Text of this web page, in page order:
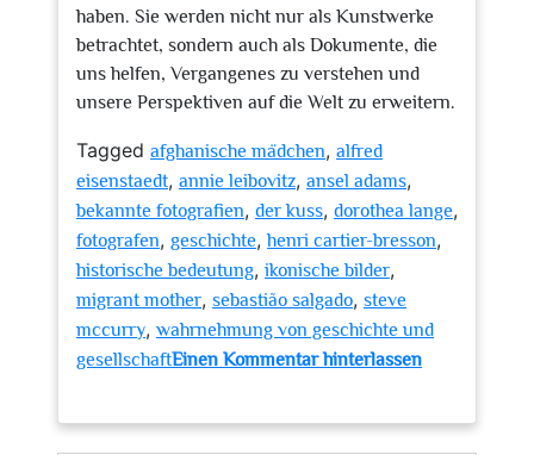
haben. Sie werden nicht nur als Kunstwerke
betrachtet, sondern auch als Dokumente, die
uns helfen, Vergangenes zu verstehen und
unsere Perspektiven auf die Welt zu erweitern.
Tagged afghanische mädchen, alfred
eisenstaedt, annie leibovitz, ansel adams,
bekannte fotografien, der kuss, dorothea lange,
fotografen, geschichte,henri cartier-bresson,
historische bedeutung, ikonische bilder,
migrant mother, sebastião salgado, steve
mccurry, wahrnehmung von geschichte und
gesellschaftEinen Kommentar hinterlassen